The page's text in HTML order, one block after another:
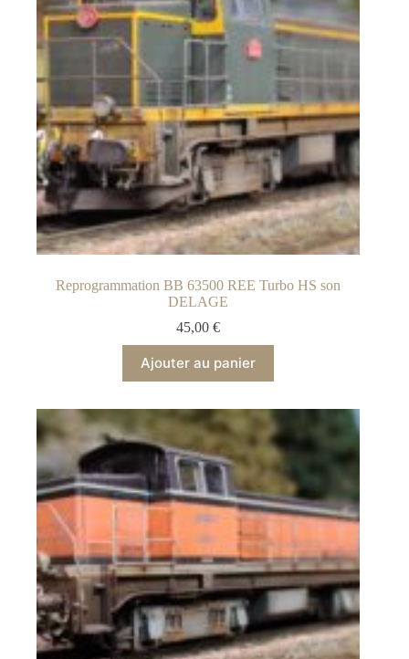
être
choisies
sur
page
produit
Reprogrammation BB 63500 REE Turbo HS son
DELAGE
45,00€
Ajouter au panier